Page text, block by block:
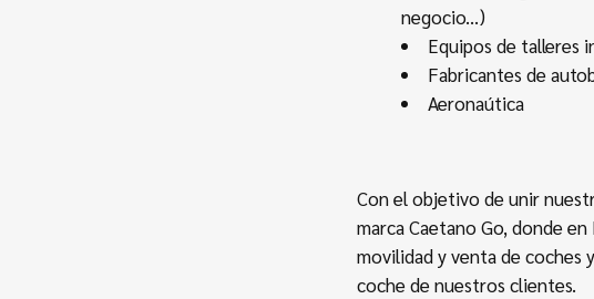
negocio...)
Equipos de talleres
Fabricantes de
Aeronaútica
Con el objetivo de unir
marca Caetano Go, donde
movilidad y venta de coches
coche de nuestros clientes.